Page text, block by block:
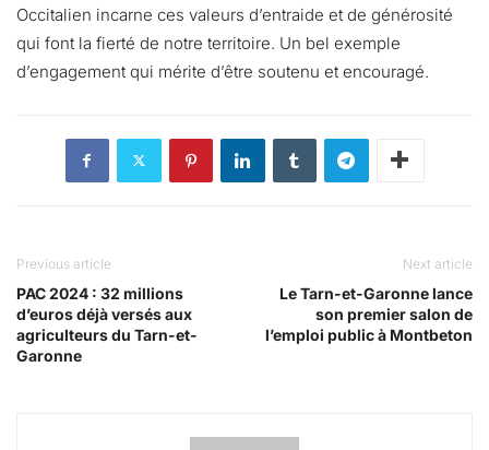
Occitalien incarne ces valeurs d’entraide et de générosité
qui font la fierté de notre territoire. Un bel exemple
d’engagement qui mérite d’être soutenu et encouragé.
Previous article
PAC 2024 : 32 millions
d’euros déjà versés aux
agriculteurs du Tarn-et-
Garonne
Next article
Le Tarn-et-Garonne lance
son premier salon de
l’emploi public à Montbeton